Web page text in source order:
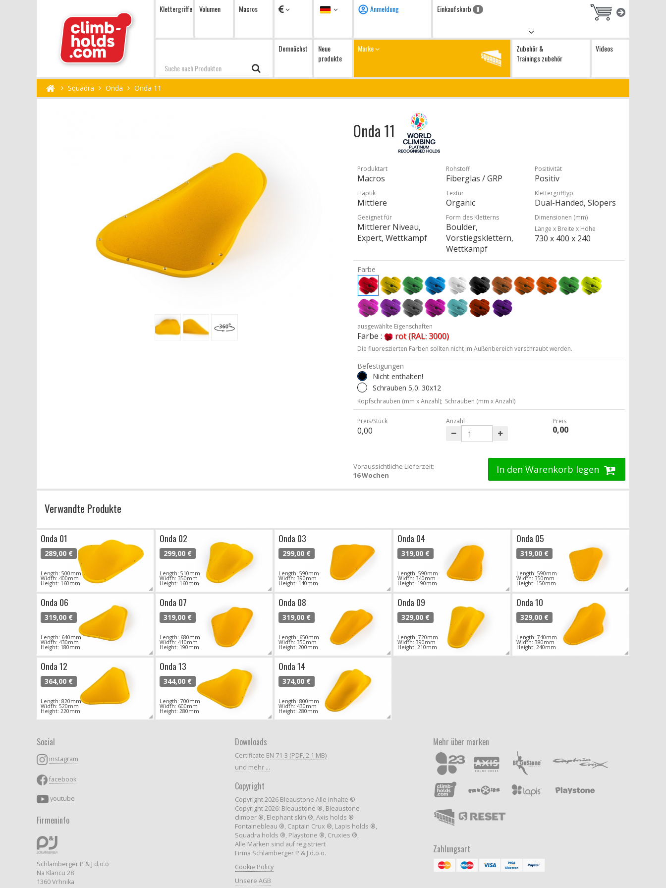
Klettergriffe Volumen Macros Währung Sprache Anmeldung Einkaufskorb 0
Suchen
Demnächst
Neue
produkte
Marke
Zubehör &
Trainings zubehör
Videos
Squadra Onda Onda 11
Onda 11
Produktart
Macros
Rohstoff
Fiberglas / GRP
Positivität
Positiv
Haptik
Mittlere
Textur
Organic
Klettergrifftyp
Dual-Handed, Slopers
Geeignet für
Mittlerer Niveau,
Expert, Wettkampf
Form des Kletterns
Boulder,
Vorstiegsklettern,
Wettkampf
Dimensionen (mm)
Länge x Breite x Höhe
730 x 400 x 240
Farbe
ausgewählte Eigenschaften
Farbe : rot (RAL: 3000)
Die fluoreszierten Farben sollten nicht im Außenbereich verschraubt werden.
Befestigungen
Nicht enthalten!
Schrauben 5,0: 30x12
Kopfschrauben (mm x Anzahl); Schrauben (mm x Anzahl)
Preis/Stück
0,00
Anzahl Preis
0,00
Voraussichtliche Lieferzeit:
16 Wochen
In den Warenkorb legen
Verwandte Produkte
Onda 01
289,00 €
Length: 500mm
Width: 400mm
Height: 160mm
Onda 02
299,00 €
Length: 510mm
Width: 350mm
Height: 160mm
Onda 03
299,00 €
Length: 590mm
Width: 390mm
Height: 140mm
Onda 04
319,00 €
Length: 590mm
Width: 340mm
Height: 190mm
Onda 05
319,00 €
Length: 590mm
Width: 350mm
Height: 150mm
Onda 06
319,00 €
Length: 640mm
Width: 430mm
Height: 180mm
Onda 07
319,00 €
Length: 680mm
Width: 410mm
Height: 190mm
Onda 08
319,00 €
Length: 650mm
Width: 350mm
Height: 200mm
Onda 09
329,00 €
Length: 720mm
Width: 390mm
Height: 210mm
Onda 10
329,00 €
Length: 740mm
Width: 380mm
Height: 240mm
Onda 12
364,00 €
Length: 820mm
Width: 520mm
Height: 220mm
Onda 13
344,00 €
Length: 700mm
Width: 600mm
Height: 280mm
Onda 14
374,00 €
Length: 800mm
Width: 430mm
Height: 280mm
Social
instagram
facebook
youtube
Firmeninfo
Schlamberger P & J d.o.o
Na Klancu 28
1360 Vrhnika
Downloads
Certificate EN 71-3 (PDF, 2.1 MB)
und mehr ...
Copyright
Copyright 2026 Bleaustone Alle Inhalte ©
Copyright 2026: Bleaustone ®, Bleaustone
climber ®, Elephant skin ®, Axis holds ®
Fontainebleau ®, Captain Crux ®, Lapis holds ®,
Squadra holds ®, Playstone ®, Cruxies ®,
Alle Marken sind auf registriert
Firma Schlamberger P & J d.o.o.
Cookie Policy
Unsere AGB
Mehr über marken
Zahlungsart